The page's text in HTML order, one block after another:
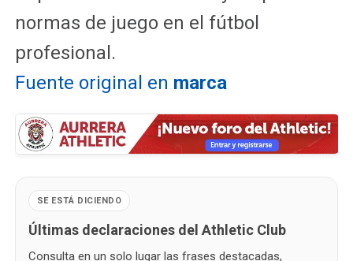
normas de juego en el fútbol
profesional.
Fuente original en marca
SE ESTÁ DICIENDO
Últimas declaraciones del Athletic Club
Consulta en un solo lugar las frases destacadas,